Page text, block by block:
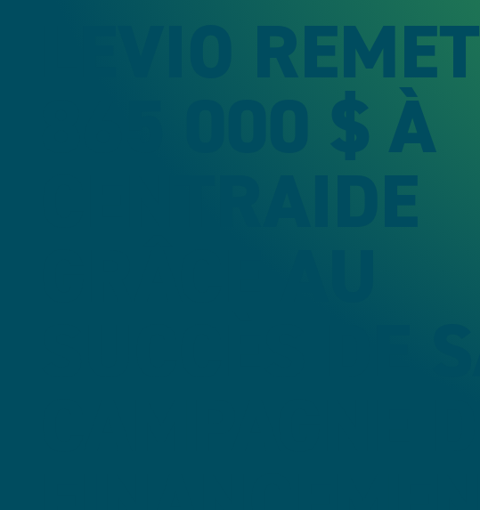
LEVIO REMET
865 000 $ À